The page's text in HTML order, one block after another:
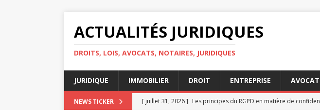
ACTUALITÉS JURIDIQUES
DROITS, LOIS, AVOCATS, NOTAIRES, JURIDIQUES
JURIDIQUE IMMOBILIER DROIT ENTREPRISE AVOCAT
NEWS TICKER [ juillet 31, 2026 ] Les principes du RGPD en matière de